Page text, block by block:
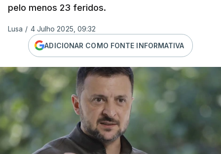
pelo menos 23 feridos.
Lusa / 4 Julho 2025, 09:32
ADICIONAR COMO FONTE INFORMATIVA